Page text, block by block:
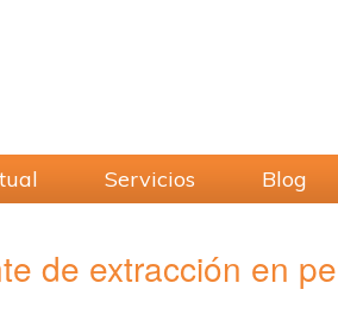
Servicios Blog
de extracción en